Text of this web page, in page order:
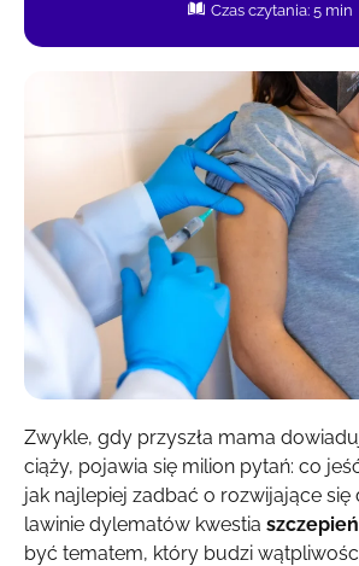
Czas czytania: 5 min
Zwykle, gdy przyszła mama
ciąży, pojawia się milion pytań: co
jak najlepiej zadbać o rozwijające się
lawinie dylematów kwestia
być tematem, który budzi